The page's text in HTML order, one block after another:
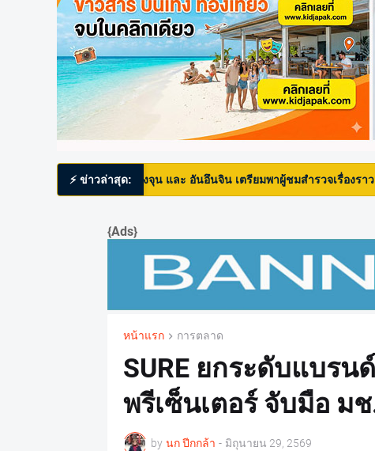
⚡ ข่าวล่าสุด:
• ซอคังจุน และ อันอึนจิน เตรียมพาผู้ชมสำรวจเรื่องราวความรัก ค
{Ads}
หน้าแรก การตลาด
SURE ยกระดับแบรน
พรีเซ็นเตอร์ จับมือ
by นก ปีกกล้า - มิถุนายน 29, 2569